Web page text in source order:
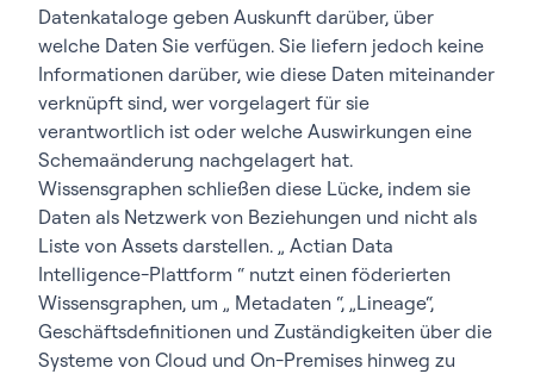
Datenkataloge geben Auskunft darüber, über
welche Daten Sie verfügen. Sie liefern jedoch keine
Informationen darüber, wie diese Daten miteinander
verknüpft sind, wer vorgelagert für sie
verantwortlich ist oder welche Auswirkungen eine
Schemaänderung nachgelagert hat.
Wissensgraphen schließen diese Lücke, indem sie
Daten als Netzwerk von Beziehungen und nicht als
Liste von Assets darstellen. „ Actian Data
Intelligence-Plattform “ nutzt einen föderierten
Wissensgraphen, um „ Metadaten “, „Lineage“,
Geschäftsdefinitionen und Zuständigkeiten über die
Systeme von Cloud und On-Premises hinweg zu